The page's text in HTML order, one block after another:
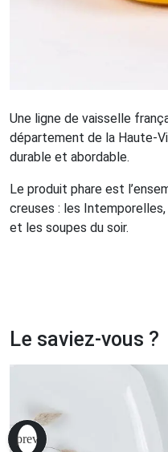
Une ligne de vaisselle
département de la Haute-
durable et abordable.
Le produit phare est
creuses : les
et les soupes du soir.
Le saviez-vous ?